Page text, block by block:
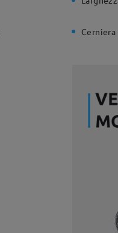
Cerniera